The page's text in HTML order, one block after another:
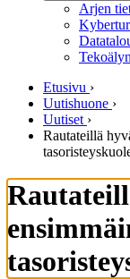
Arjen
Etusivu ›
Uutishuone ›
Uutiset ›
Rautateillä